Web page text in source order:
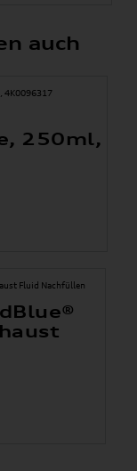
auch
250ml,